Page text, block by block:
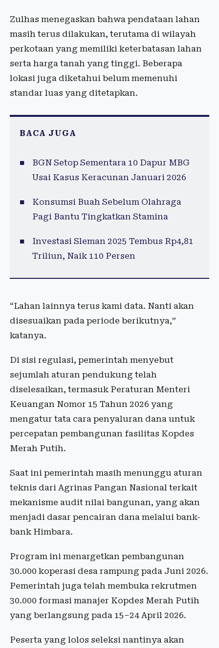
Zulhas menegaskan bahwa pendataan lahan
masih terus dilakukan, terutama di wilayah
perkotaan yang memiliki keterbatasan lahan
serta harga tanah yang tinggi. Beberapa
lokasi juga diketahui belum memenuhi
standar luas yang ditetapkan.
BACA JUGA
BGN Setop Sementara 10 Dapur MBG
Usai Kasus Keracunan Januari 2026
Konsumsi Buah Sebelum Olahraga
Pagi Bantu Tingkatkan Stamina
Investasi Sleman 2025 Tembus Rp4,81
Triliun, Naik 110 Persen
“Lahan lainnya terus kami data. Nanti akan
disesuaikan pada periode berikutnya,”
katanya.
Di sisi regulasi, pemerintah menyebut
sejumlah aturan pendukung telah
diselesaikan, termasuk Peraturan Menteri
Keuangan Nomor 15 Tahun 2026 yang
mengatur tata cara penyaluran dana untuk
percepatan pembangunan fasilitas Kopdes
Merah Putih.
Saat ini pemerintah masih menunggu aturan
teknis dari Agrinas Pangan Nasional terkait
mekanisme audit nilai bangunan, yang akan
menjadi dasar pencairan dana melalui bank-
bank Himbara.
Program ini menargetkan pembangunan
30.000 koperasi desa rampung pada Juni 2026.
Pemerintah juga telah membuka rekrutmen
30.000 formasi manajer Kopdes Merah Putih
yang berlangsung pada 15–24 April 2026.
Peserta yang lolos seleksi nantinya akan